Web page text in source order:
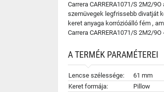
Carrera CARRERA1071/S 2M2/
szemüvegek legfrissebb divatját
keret anyaga korrózióálló fém ,
Carrera CARRERA1071/S 2M2/
A TERMÉK PARAMÉTEREI
Lencse szélessége:
61 mm
Keret formája:
Pillow